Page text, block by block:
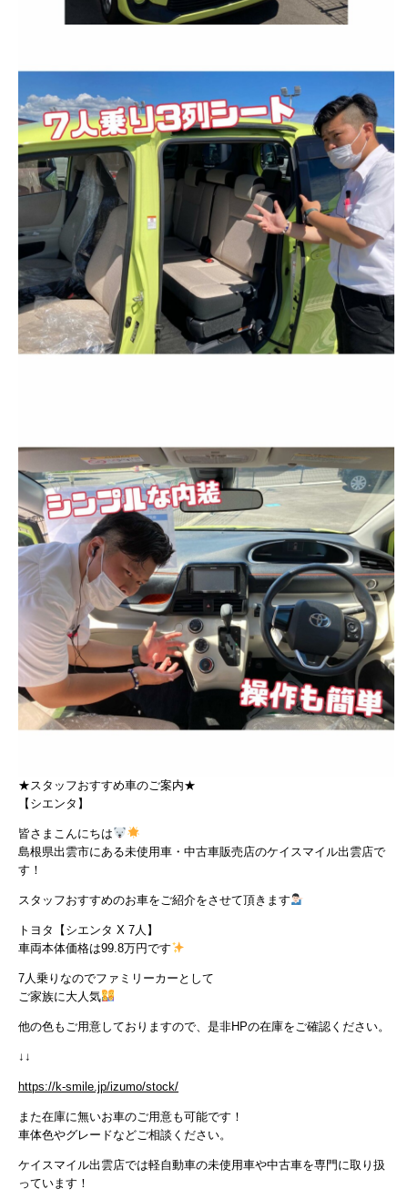
★スタッフおすすめ車のご案内★
【シエンタ】
皆さまこんにちは
島根県出雲市にある未使用車・中古車販売店のケイスマイル出雲店で
す！
スタッフおすすめのお車をご紹介をさせて頂きます
トヨタ【シエンタ X 7人】
車両本体価格は99.8万円です
7人乗りなのでファミリーカーとして
ご家族に大人気
他の色もご用意しておりますので、是非HPの在庫をご確認ください。
↓↓
https://k-smile.jp/izumo/stock/
また在庫に無いお車のご用意も可能です！
車体色やグレードなどご相談ください。
ケイスマイル出雲店では軽自動車の未使用車や中古車を専門に取り扱
っています！